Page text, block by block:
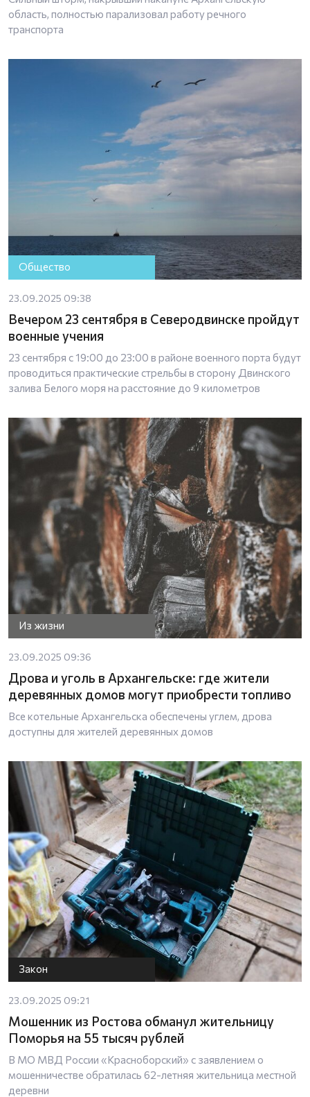
область, полностью парализовал работу речного
транспорта
Общество
23.09.2025 09:38
Вечером 23 сентября в Северодвинске пройдут
военные учения
23 сентября с 19:00 до 23:00 в районе военного порта будут
проводиться практические стрельбы в сторону Двинского
залива Белого моря на расстояние до 9 километров
Из жизни
23.09.2025 09:36
Дрова и уголь в Архангельске: где жители
деревянных домов могут приобрести топливо
Все котельные Архангельска обеспечены углем, дрова
доступны для жителей деревянных домов
Закон
23.09.2025 09:21
Мошенник из Ростова обманул жительницу
Поморья на 55 тысяч рублей
В МО МВД России «Красноборский» с заявлением о
мошенничестве обратилась 62-летняя жительница местной
деревни